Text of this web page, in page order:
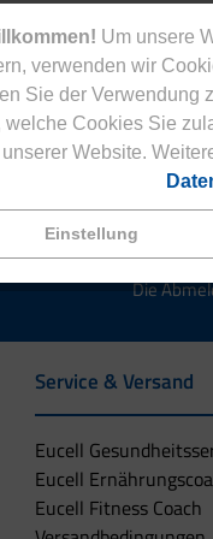
Um unsere
verwenden wir
Sie der Verwendung
welche Cookies Sie
unserer Website.
Einstellung
Jetzt zum
Eucell
Die
Service & Versand
Eucell
Eucell
Eucell Fitness Coach